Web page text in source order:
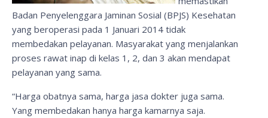
Badan Penyelenggara Jaminan Sosial (BPJS) Kesehatan
yang beroperasi pada 1 Januari 2014 tidak
membedakan pelayanan. Masyarakat yang menjalankan
proses rawat inap di kelas 1, 2, dan 3 akan mendapat
pelayanan yang sama.
“Harga obatnya sama, harga jasa dokter juga sama.
Yang membedakan hanya harga kamarnya saja.